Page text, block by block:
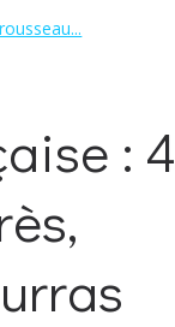
: 4